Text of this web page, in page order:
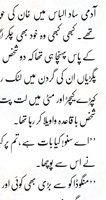
آدمی ساد الباس میں خان کی
تھے۔ کبھی کبھی وہ خود بھی چکر
کے پاس پہنچا ہی تھا کہ دو
پگڑیاں ان کی گردن میں لٹک
کپڑے کیچڑ اور مٹی میں
شخص با قاعدہ واویلا کر رہا تھا۔
’’اے سنو! کیا بات ہے ،تم پر
نے اس سے پوچھا۔
’’منگوڈا کو سے بڑی بھی